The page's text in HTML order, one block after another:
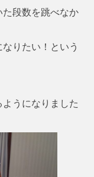
段数を跳べなか
りたい！という
うになりました